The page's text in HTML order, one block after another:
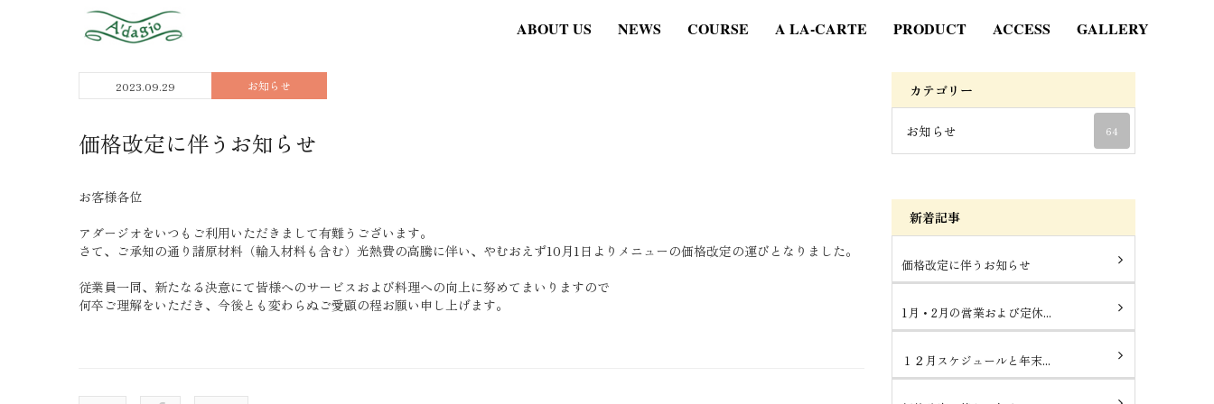
ABOUT US NEWS COURSE A LA-CARTE PRODUCT ACCESS GALLERY
2023.09.29 お知らせ
価格改定に伴うお知らせ
お客様各位
アダージオをいつもご利用いただきまして有難うございます。
さて、ご承知の通り諸原材料（輸入材料も含む）光熱費の高騰に伴い、やむおえず10月1日よりメニューの価格改定の運びとなりました。
従業員一同、新たなる決意にて皆様へのサービスおよび料理への向上に努めてまいりますので
何卒ご理解をいただき、今後とも変わらぬご愛顧の程お願い申し上げます。
カテゴリー
お知らせ 64
新着記事
価格改定に伴うお知らせ
1月・2月の営業および定休...
１２月スケジュールと年末...